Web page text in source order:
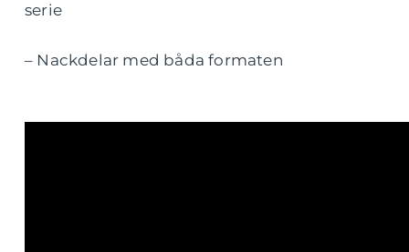
serie
– Nackdelar med båda formaten